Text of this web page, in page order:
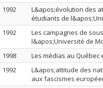
1992
L&apos;évolution des
étudiants de
1992
Les campagnes de
l&apos;Université de
1998
Les médias au Québec
1992
L&apos;attitude des
aux fascismes